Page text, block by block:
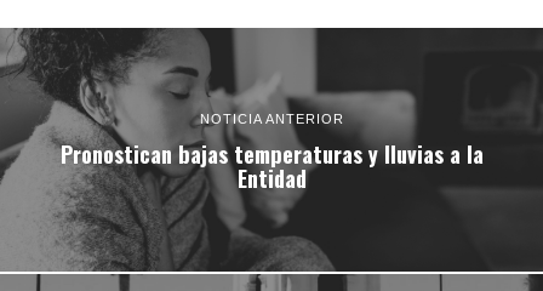
NOTICIA ANTERIOR
Pronostican bajas temperaturas y lluvias a la
Entidad